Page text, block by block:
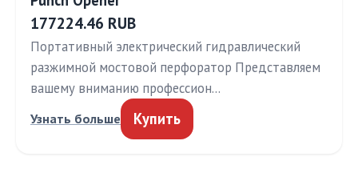
177224.46 RUB
Портативный электрический гидравлический
разжимной мостовой перфоратор Представляем
вашему вниманию профессион…
Узнать больше Купить